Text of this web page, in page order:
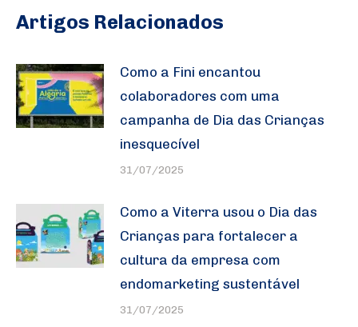
Artigos Relacionados
Como a Fini encantou
colaboradores com uma
campanha de Dia das Crianças
inesquecível
31/07/2025
Como a Viterra usou o Dia das
Crianças para fortalecer a
cultura da empresa com
endomarketing sustentável
31/07/2025